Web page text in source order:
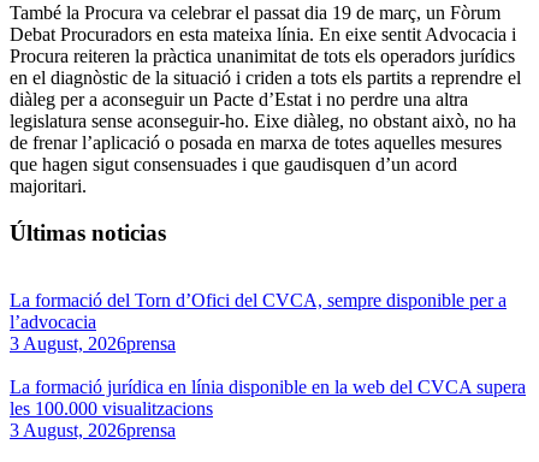
També la Procura va celebrar el passat dia 19 de març, un Fòrum
Debat Procuradors en esta mateixa línia. En eixe sentit Advocacia i
Procura reiteren la pràctica unanimitat de tots els operadors jurídics
en el diagnòstic de la situació i criden a tots els partits a reprendre el
diàleg per a aconseguir un Pacte d’Estat i no perdre una altra
legislatura sense aconseguir-ho. Eixe diàleg, no obstant això, no ha
de frenar l’aplicació o posada en marxa de totes aquelles mesures
que hagen sigut consensuades i que gaudisquen d’un acord
majoritari.
Últimas noticias
La formació del Torn d’Ofici del CVCA, sempre disponible per a
l’advocacia
3 August, 2026prensa
La formació jurídica en línia disponible en la web del CVCA supera
les 100.000 visualitzacions
3 August, 2026prensa